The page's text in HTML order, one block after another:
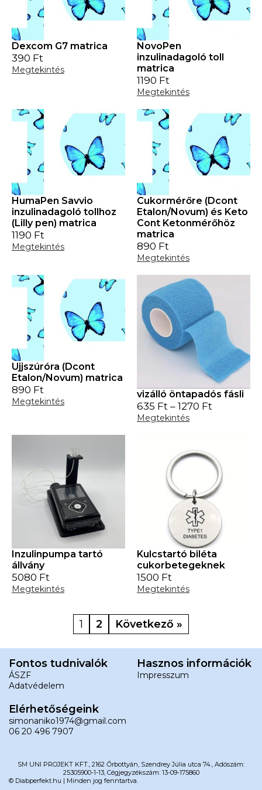
Dexcom G7 matrica
390 Ft
Megtekintés
NovoPen
inzulinadagoló toll
matrica
1190 Ft
Megtekintés
HumaPen Savvio
inzulinadagoló tollhoz
(Lilly pen) matrica
1190 Ft
Megtekintés
Cukormérőre (Dcont
Etalon/Novum) és Keto
Cont Ketonmérőhöz
matrica
890 Ft
Megtekintés
Ujjszúróra (Dcont
Etalon/Novum) matrica
890 Ft
Megtekintés
vizálló öntapadós fásli
635 Ft – 1270 Ft
Megtekintés
Inzulinpumpa tartó
állvány
5080 Ft
Megtekintés
Kulcstartó biléta
cukorbetegeknek
1500 Ft
Megtekintés
1 2 Következő »
Fontos tudnivalók
ÁSZF
Adatvédelem
Hasznos információk
Impresszum
Elérhetőségeink
simonaniko1974@gmail.com
06 20 496 7907
SM UNI PROJEKT KFT., 2162 Őrbottyán, Szendrey Júlia utca 74., Adószám:
25305900-1-13, Cégjegyzékszám: 13-09-175860
© Diabperfekt.hu | Minden jog fenntartva.